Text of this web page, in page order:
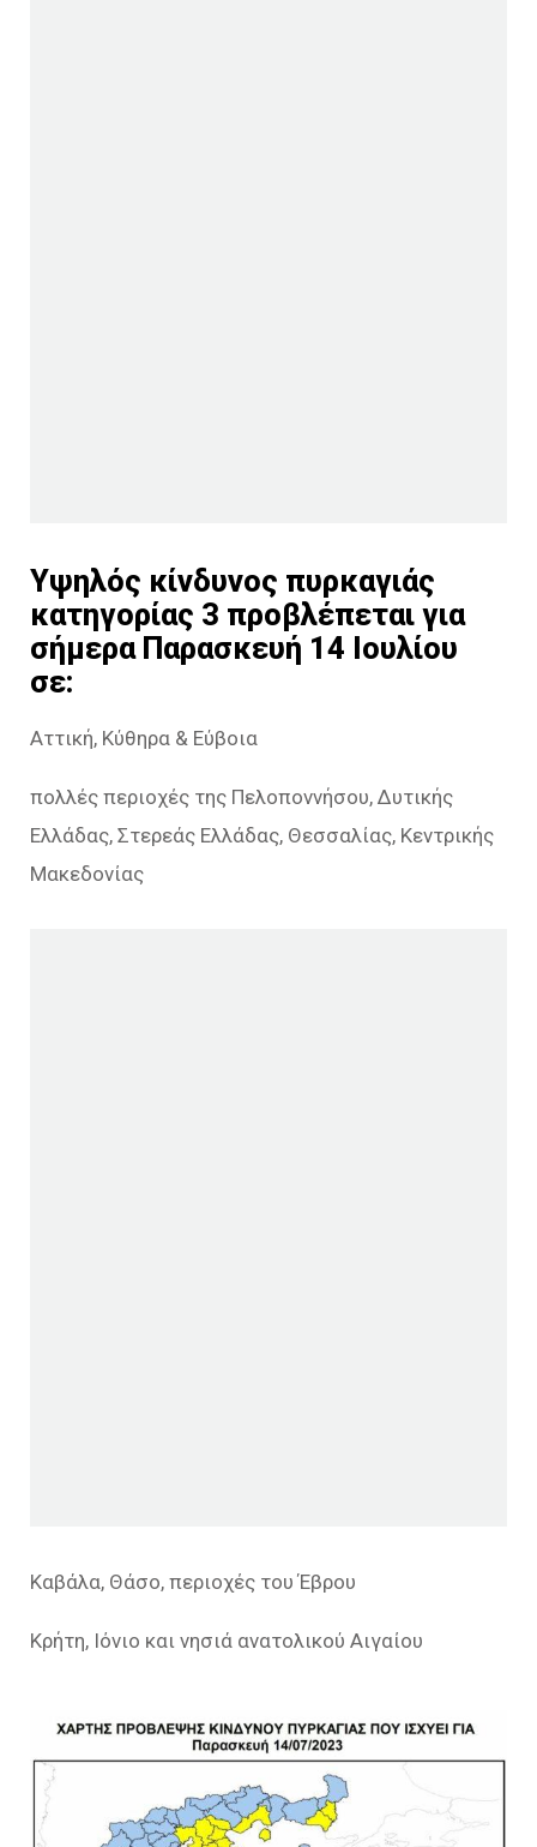
Υψηλός κίνδυνος πυρκαγιάς
κατηγορίας 3 προβλέπεται για
σήμερα Παρασκευή 14 Ιουλίου
σε:
Αττική, Κύθηρα & Εύβοια
πολλές περιοχές της Πελοποννήσου, Δυτικής
Ελλάδας, Στερεάς Ελλάδας, Θεσσαλίας, Κεντρικής
Μακεδονίας
Καβάλα, Θάσο, περιοχές του Έβρου
Κρήτη, Ιόνιο και νησιά ανατολικού Αιγαίου